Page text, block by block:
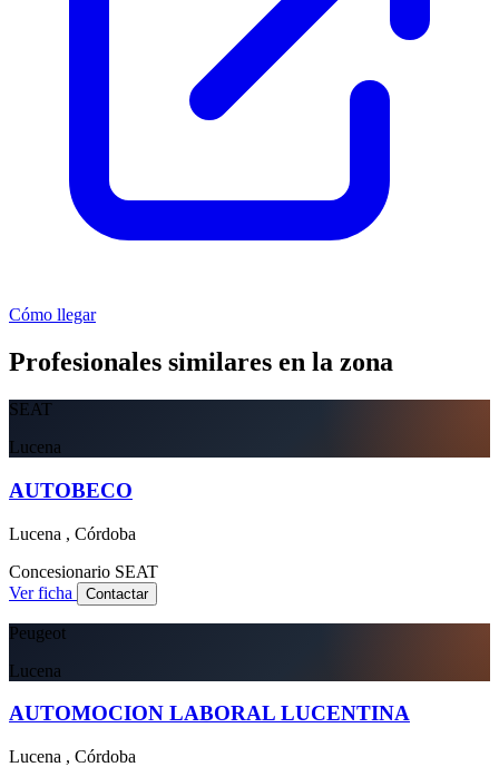
Cómo llegar
Profesionales similares en la zona
SEAT
Lucena
AUTOBECO
Lucena , Córdoba
Concesionario SEAT
Ver ficha
Contactar
Peugeot
Lucena
AUTOMOCION LABORAL LUCENTINA
Lucena , Córdoba